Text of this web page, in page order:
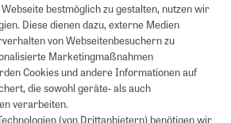
bestmöglich zu gestalten, nutzen wir
Diese dienen dazu, externe Medien
von Webseitenbesuchern zu
Marketingmaßnahmen
Cookies und andere Informationen auf
die sowohl geräte- als auch
verarbeiten.
(von Drittanbietern) benötigen wir